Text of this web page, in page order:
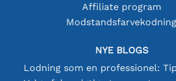
Affiliate program
Modstandsfarvekodning
NYE BLOGS